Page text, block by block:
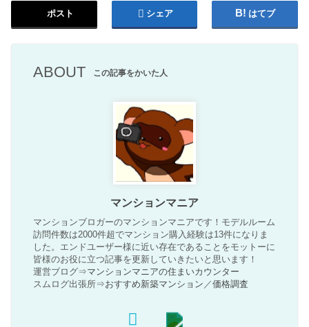
ポスト シェア はてブ
ABOUT この記事をかいた人
マンションマニア
マンションブロガーのマンションマニアです！モデルルーム
訪問件数は2000件超でマンション購入経験は13件になりま
した。エンドユーザー様に近い存在であることをモットーに
皆様のお役に立つ記事を更新していきたいと思います！
運営ブログ⇒マンションマニアの住まいカウンター
スムログ出張所⇒おすすめ新築マンション ／価格調査